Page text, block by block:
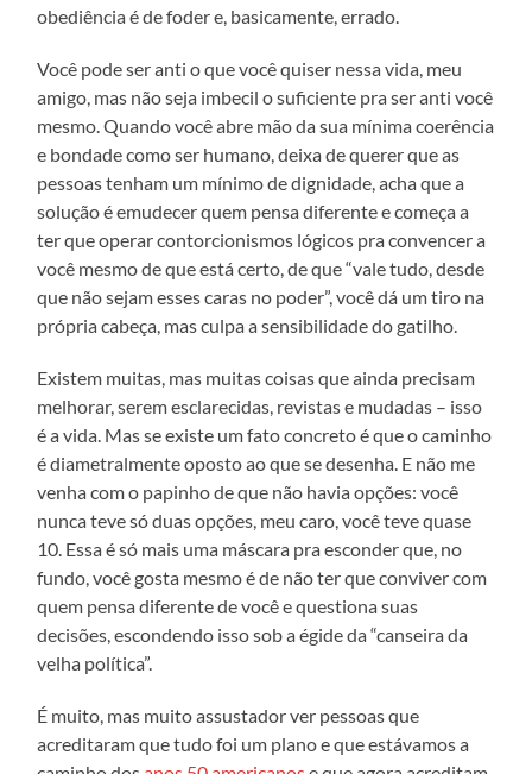
obediência é de foder e, basicamente, errado.
Você pode ser anti o que você quiser nessa vida, meu
amigo, mas não seja imbecil o suficiente pra ser anti você
mesmo. Quando você abre mão da sua mínima coerência
e bondade como ser humano, deixa de querer que as
pessoas tenham um mínimo de dignidade, acha que a
solução é emudecer quem pensa diferentee começa a
ter que operar contorcionismos lógicos pra convencer a
você mesmo de que está certo, de que “vale tudo, desde
que não sejam esses caras no poder”, você dá um tiro na
própria cabeça, mas culpa a sensibilidade do gatilho.
Existem muitas, mas muitas coisas que ainda precisam
melhorar, serem esclarecidas, revistas e mudadas – isso
é a vida. Mas se existe um fato concreto é que o caminho
é diametralmente oposto ao que se desenha. E não me
venha com o papinho de que não havia opções: você
nunca teve só duas opções, meu caro, você teve quase
10. Essa é só mais uma máscara pra esconder que, no
fundo, você gosta mesmo é de não ter que conviver com
quem pensa diferente de você e questiona suas
decisões, escondendo isso sob a égide da “canseira da
velha política”.
É muito, mas muito assustador ver pessoas que
acreditaram que tudo foi um plano e que estávamos a